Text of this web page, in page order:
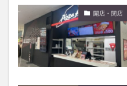
開店・閉店